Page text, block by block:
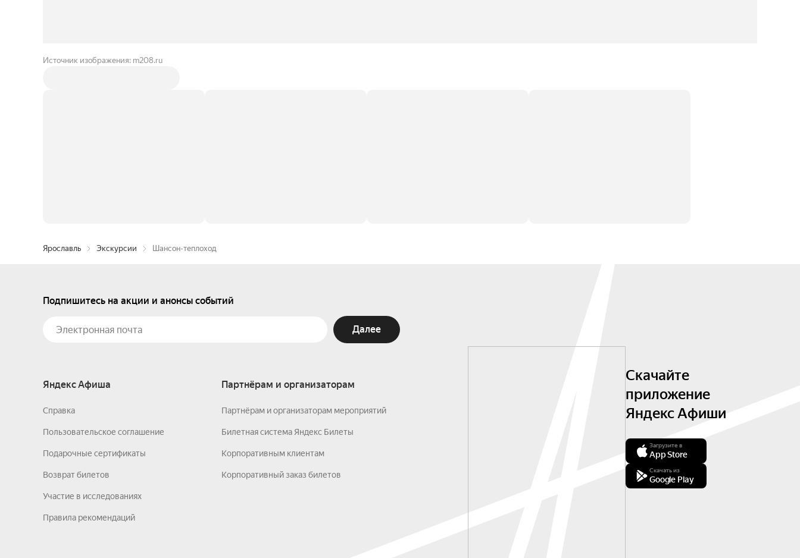
Источник изображения: m208.ru
Ярославль Экскурсии Шансон-теплоход
Подпишитесь на акции и анонсы событий
Далее
Яндекс Афиша
Справка
Пользовательское соглашение
Подарочные сертификаты
Возврат билетов
Участие в исследованиях
Правила рекомендаций
Партнёрам и организаторам
Партнёрам и организаторам мероприятий
Билетная система Яндекс Билеты
Корпоративным клиентам
Корпоративный заказ билетов
Скачайте
приложение
Яндекс Афиши
Загрузите в
App Store
Скачать из
Google Play